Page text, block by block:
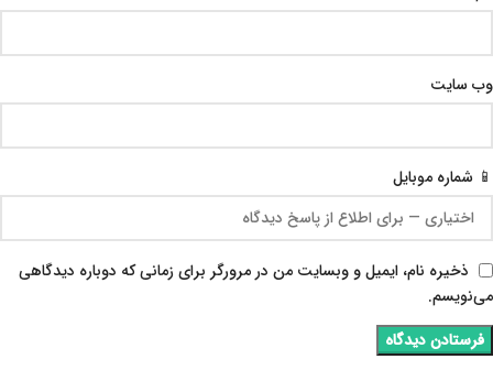
وب‌ سایت
📱 شماره موبایل
ذخیره نام، ایمیل و وبسایت من در مرورگر برای زمانی که دوباره دیدگاهی
می‌نویسم.